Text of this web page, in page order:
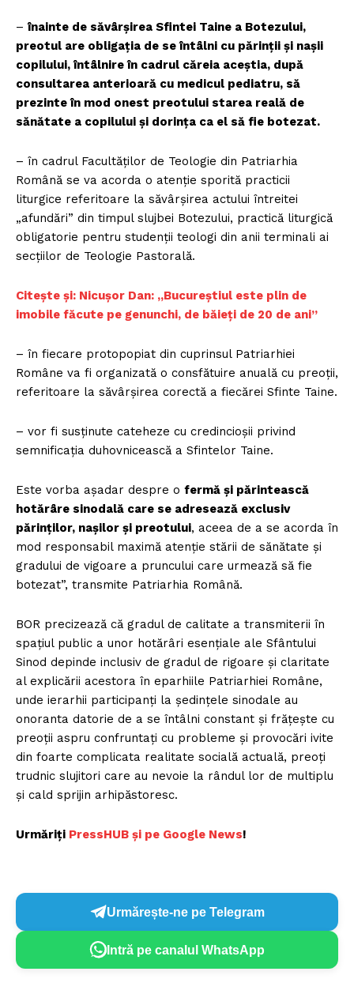
–înainte de săvârșirea Sfintei Taine a Botezului,
preotul are obligația de se întâlni cu părinții și nașii
copilului, întâlnire în cadrul căreia aceștia, după
consultarea anterioară cu medicul pediatru, să
prezinte în mod onest preotului starea reală de
sănătate a copilului și dorința ca el să fie botezat.
– în cadrul Facultăților de Teologie din Patriarhia
Română se va acorda o atenție sporită practicii
liturgice referitoare la săvârșirea actului întreitei
„afundări” din timpul slujbei Botezului, practică liturgică
obligatorie pentru studenții teologi din anii terminali ai
secțiilor de Teologie Pastorală.
Citește și: Nicușor Dan: „Bucureștiul este plin de
imobile făcute pe genunchi, de băieți de 20 de ani”
– în fiecare protopopiat din cuprinsul Patriarhiei
Române va fi organizată o consfătuire anuală cu preoţii,
referitoare la săvârșirea corectă a fiecărei Sfinte Taine.
– vor fi susținute cateheze cu credincioşii privind
semnificația duhovnicească a Sfintelor Taine.
Este vorba așadar despre o fermă și părintească
hotărâre sinodală care se adresează exclusiv
părinților, nașilor și preotului, aceea de a se acorda în
mod responsabil maximă atenție stării de sănătate și
gradului de vigoare a pruncului care urmează să fie
botezat”, transmite Patriarhia Română.
BOR precizează că gradul de calitate a transmiterii în
spațiul public a unor hotărâri esențiale ale Sfântului
Sinod depinde inclusiv de gradul de rigoare și claritate
al explicării acestora în eparhiile Patriarhiei Române,
unde ierarhii participanți la ședințele sinodale au
onoranta datorie de a se întâlni constant și frățește cu
preoții aspru confruntați cu probleme și provocări ivite
din foarte complicata realitate socială actuală, preoți
trudnic slujitori care au nevoie la rândul lor de multiplu
și cald sprijin arhipăstoresc.
Urmăriți PressHUB și pe Google News!
Urmărește-ne pe Telegram
Intră pe canalul WhatsApp